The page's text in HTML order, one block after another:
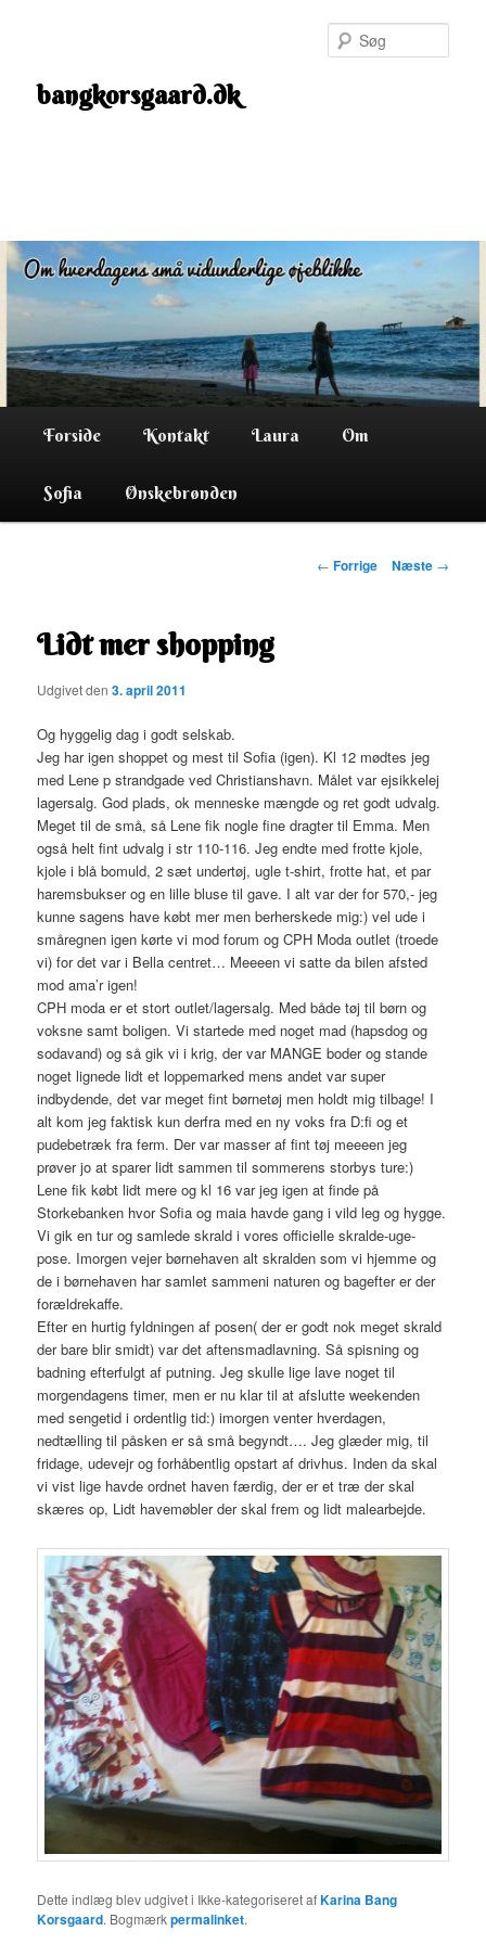
indholdbangkorsgaard.dk
Forside Kontakt Laura Om
Sofia Ønskebrønden
Indlægsnavigation
← Forrige Næste →
Lidt mer shopping
Udgivet den3. april 2011
Og hyggelig dag i godt selskab.
Jeg har igen shoppet og mest til Sofia (igen). Kl 12 mødtes jeg
med Lene p strandgade ved Christianshavn. Målet var ejsikkelej
lagersalg. God plads, ok menneske mængde og ret godt udvalg.
Meget til de små, så Lene fik nogle fine dragter til Emma. Men
også helt fint udvalg i str 110-116. Jeg endte med frotte kjole,
kjole i blå bomuld, 2 sæt undertøj, ugle t-shirt, frotte hat, et par
haremsbukser og en lille bluse til gave. I alt var der for 570,- jeg
kunne sagens have købt mer men berherskede mig:) vel ude i
småregnen igen kørte vi mod forum og CPH Moda outlet (troede
vi) for det var i Bella centret… Meeeen vi satte da bilen afsted
mod ama’r igen!
CPH moda er et stort outlet/lagersalg. Med både tøj til børn og
voksne samt boligen. Vi startede med noget mad (hapsdog og
sodavand) og så gik vi i krig, der var MANGE boder og stande
noget lignede lidt et loppemarked mens andet var super
indbydende, det var meget fint børnetøj men holdt mig tilbage! I
alt kom jeg faktisk kun derfra med en ny voks fra D:fi og et
pudebetræk fra ferm. Der var masser af fint tøj meeeen jeg
prøver jo at sparer lidt sammen til sommerens storbys ture:)
Lene fik købt lidt mere og kl 16 var jeg igen at finde på
Storkebanken hvor Sofia og maia havde gang i vild leg og hygge.
Vi gik en tur og samlede skrald i vores officielle skralde-uge-
pose. Imorgen vejer børnehaven alt skralden som vi hjemme og
de i børnehaven har samlet sammeni naturen og bagefter er der
forældrekaffe.
Efter en hurtig fyldningen af posen( der er godt nok meget skrald
der bare blir smidt) var det aftensmadlavning. Så spisning og
badning efterfulgt af putning. Jeg skulle lige lave noget til
morgendagens timer, men er nu klar til at afslutte weekenden
med sengetid i ordentlig tid:) imorgen venter hverdagen,
nedtælling til påsken er så små begyndt…. Jeg glæder mig, til
fridage, udevejr og forhåbentlig opstart af drivhus. Inden da skal
vi vist lige havde ordnet haven færdig, der er et træ der skal
skæres op, Lidt havemøbler der skal frem og lidt malearbejde.
Dette indlæg blev udgivet i Ikke-kategoriseret afKarina Bang
Korsgaard. Bogmærkpermalinket.